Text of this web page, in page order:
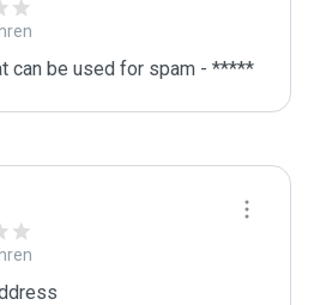
can be used for spam - *****